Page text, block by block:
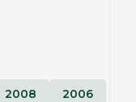
2008
2006